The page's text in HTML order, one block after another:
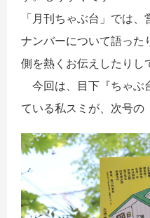
「月刊ちゃぶ台」では
ナンバーについて語った
側を熱くお伝えしたりし
今回は、目下『ちゃぶ
ている私スミが、次号の